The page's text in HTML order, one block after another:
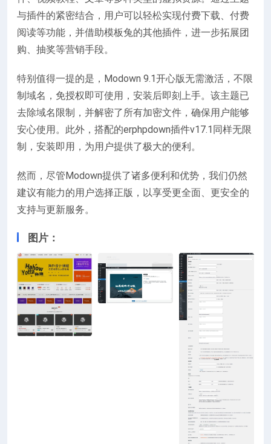
与插件的紧密结合，用户可以轻松实现付费下载、付费
阅读等功能，并借助模板兔的其他插件，进一步拓展团
购、抽奖等营销手段。
特别值得一提的是，Modown 9.1开心版无需激活，不限
制域名，免授权即可使用，安装后即刻上手。该主题已
去除域名限制，并解密了所有加密文件，确保用户能够
安心使用。此外，搭配的erphpdown插件v17.1同样无限
制，安装即用，为用户提供了极大的便利。
然而，尽管Modown提供了诸多便利和优势，我们仍然
建议有能力的用户选择正版，以享受更全面、更安全的
支持与更新服务。
图片：